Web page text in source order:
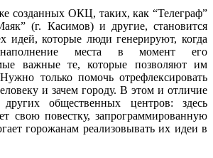
созданных ОКЦ, таких, как “Телеграф”
(г. Касимов) и другие, становится
идей, которые люди генерируют, когда
места в момент его
важные те, которые позволяют им
Нужно только помочь отрефлексировать
и зачем городу. В этом и отличие
общественных центров: здесь
свою повестку, запрограммированную
горожанам реализовывать их идеи в